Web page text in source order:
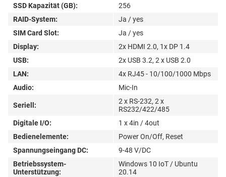
SSD Kapazität (GB):
256
RAID-System:
Ja / yes
SIM Card Slot:
Ja / yes
Display:
2x HDMI 2.0, 1x DP 1.4
USB:
2x USB 3.2, 2 x USB 2.0
LAN:
4x RJ45 - 10/100/1000 Mbps
Audio:
Mic-In
Seriell:
2 x RS-232, 2 x
RS232/422/485
Digitale I/O:
1 x 4in / 4out
Bedienelemente:
Power On/Off, Reset
Spannungseingang DC:
9-48 V/DC
Betriebssystem-
Unterstützung:
Windows 10 IoT / Ubuntu
20.14